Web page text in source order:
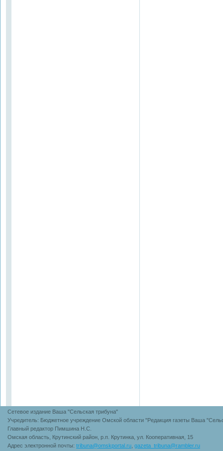
Сетевое издание Ваша "Сельская трибуна"
Учредитель: Бюджетное учреждение Омской области "Редакция газеты Ваша
Главный редактор Пимшина Н.С.
Омская область, Крутинский район, р.п. Крутинка, ул. Кооперативная, 15
Адрес электронной почты: tribuna@omskportal.ru gazeta_tribuna@rambler.ru